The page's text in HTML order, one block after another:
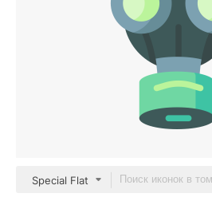
Special Flat